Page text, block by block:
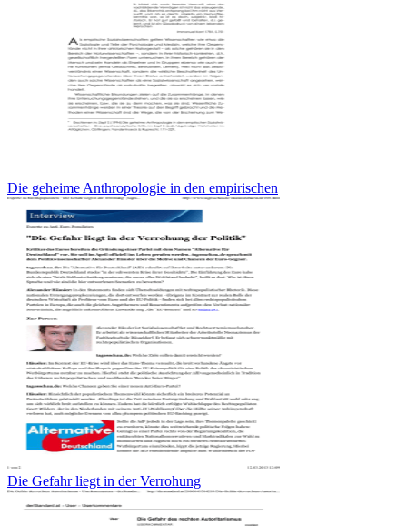
Die geheime Anthropologie in den empirischen
Die Gefahr liegt in der Verrohung